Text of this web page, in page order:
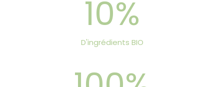
10%
D'ingrédients BIO